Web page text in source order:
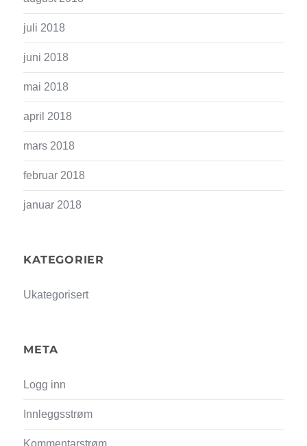
juli 2018
juni 2018
mai 2018
april 2018
mars 2018
februar 2018
januar 2018
KATEGORIER
Ukategorisert
META
Logg inn
Innleggsstrøm
Kommentarstrøm